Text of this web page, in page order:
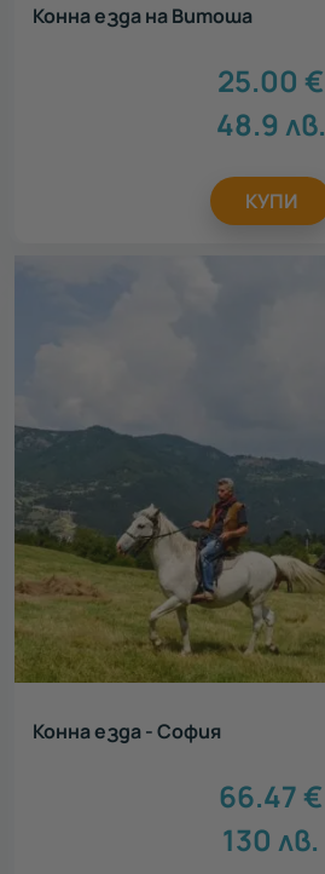
Конна езда на Витоша
25.00 €
48.9 лв.
КУПИ
Конна езда - София
66.47€
130 лв.